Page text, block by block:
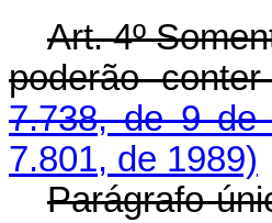
Art. 4º
poderão
7.738, de 9 de
7.801, de 1989)
Parágrafo